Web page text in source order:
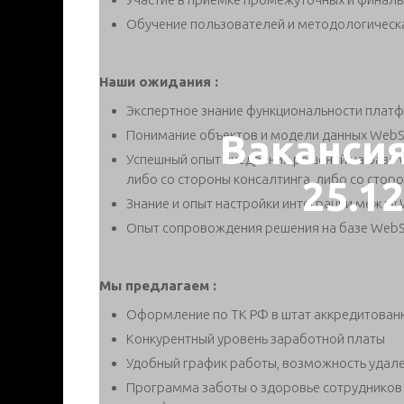
Обучение пользователей и
Наши ожидания :
Экспертное знание функциональности
Понимание объектов и модели данных
Успешный опыт внедрения решений на базе
либо со стороны консалтинга, либо со
Знание и опыт настройки интеграции
Опыт сопровождения решения на базе
Мы предлагаем :
Оформление по ТК РФ в штат
Конкурентный уровень заработной платы
Удобный график работы, возможность
Программа заботы о здоровье